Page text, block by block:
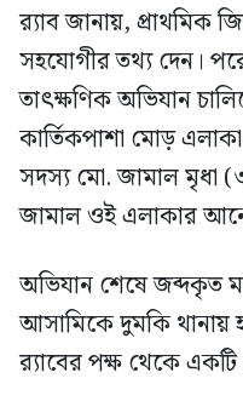
র‍্যাব জানায়, প্রাথমিক
সহযোগীর তথ্য দেন।
তাৎক্ষণিক অভিযান
কার্তিকপাশা মোড়
সদস্য মো. জামাল মৃধা
জামাল ওই এলাকার
অভিযান শেষে জব্দকৃত
আসামিকে দুমকি থানায়
র‍্যাবের পক্ষ থেকে